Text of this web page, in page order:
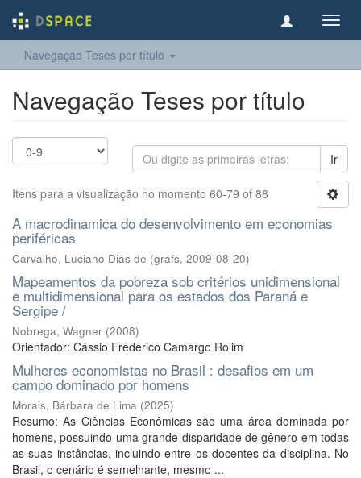
Navegação Teses por título
Navegação Teses por título
Ir
Itens para a visualização no momento 60-79 of 88
A macrodinamica do desenvolvimento em economias
periféricas
Carvalho, Luciano Dias de (grafs, 2009-08-20)
Mapeamentos da pobreza sob critérios unidimensional
e multidimensional para os estados dos Paraná e
Sergipe /
Nobrega, Wagner (2008)
Orientador: Cássio Frederico Camargo Rolim
Mulheres economistas no Brasil : desafios em um
campo dominado por homens
Morais, Bárbara de Lima (2025)
Resumo: As Ciências Econômicas são uma área dominada por
homens, possuindo uma grande disparidade de gênero em todas
as suas instâncias, incluindo entre os docentes da disciplina. No
Brasil, o cenário é semelhante, mesmo ...